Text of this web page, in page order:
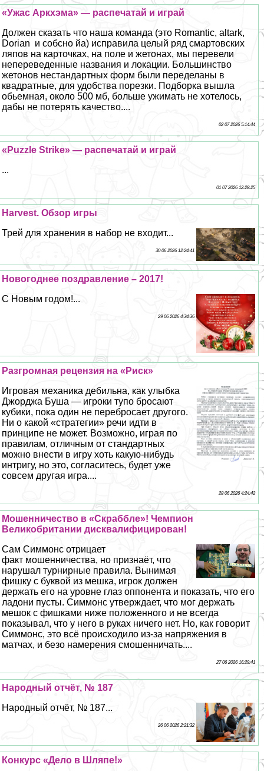
«Ужас Аркхэма» — распечатай и играй
Должен сказать что наша комaнда (это Romantic, altark,
Dorian и собсно йа) исправила целый ряд смартовских
ляпов на карточках, на поле и жетонах, мы перевели
непереведенные названия и локации. Большинство
жетонов нестандартных форм были переделаны в
квадратные, для удобства порезки. Подборка вышла
обьемная, около 500 мб, больше ужимать не хотелось,
дабы не потерять качество....
02 07 2026 5:14:44
«Puzzle Strike» — распечатай и играй
...
01 07 2026 12:28:25
Harvest. Обзор игры
Трей для хранения в набор не входит...
30 06 2026 12:24:41
Новогоднее поздравление – 2017!
С Новым годом!...
29 06 2026 4:34:36
Разгромная рецензия на «Риск»
Игровая механика дeбильна, как улыбка
Джорджа Буша — игроки тупо бросают
кубики, пока один не перебросает другого.
Ни о какой «стратегии» речи идти в
принципе не может. Возможно, играя по
правилам, отличным от стандартных
можно внести в игру хоть какую-нибудь
интригу, но это, согласитесь, будет уже
совсем другая игра....
28 06 2026 4:24:42
Мошенничество в «Скраббле»! Чемпион
Великобритании дисквалифицирован!
Сам Симмонс отрицает
факт мошенничества, но признаёт, что
нарушал турнирные правила. Вынимая
фишку с буквой из мешка, игрок должен
держать его на уровне глаз оппонента и показать, что его
ладони пусты. Симмонс утверждает, что мог держать
мешок с фишками ниже положенного и не всегда
показывал, что у него в руках ничего нет. Но, как говорит
Симмонс, это всё происходило из-за напряжения в
матчах, и безо намерения смошенничать....
27 06 2026 16:29:41
Народный отчёт, № 187
Народный отчёт, № 187...
26 06 2026 2:21:32
Конкурс «Дело в Шляпе!»